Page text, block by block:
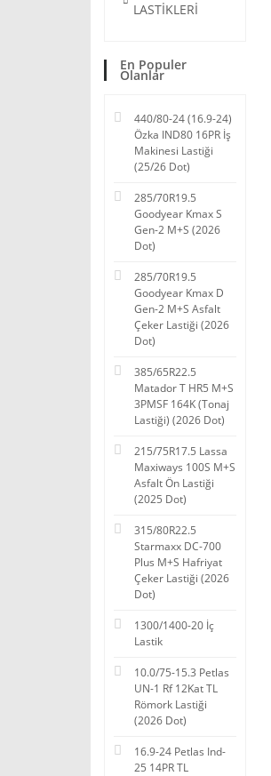
LASTİKLERİ
En Populer
Olanlar
440/80-24 (16.9-24)
Özka IND80 16PR İş
Makinesi Lastiği
(25/26 Dot)
285/70R19.5
Goodyear Kmax S
Gen-2 M+S (2026
Dot)
285/70R19.5
Goodyear Kmax D
Gen-2 M+S Asfalt
Çeker Lastiği (2026
Dot)
385/65R22.5
Matador T HR5 M+S
3PMSF 164K (Tonaj
Lastiği) (2026 Dot)
215/75R17.5 Lassa
Maxiways 100S M+S
Asfalt Ön Lastiği
(2025 Dot)
315/80R22.5
Starmaxx DC-700
Plus M+S Hafriyat
Çeker Lastiği (2026
Dot)
1300/1400-20 İç
Lastik
10.0/75-15.3 Petlas
UN-1 Rf 12Kat TL
Römork Lastiği
(2026 Dot)
16.9-24 Petlas Ind-
25 14PR TL